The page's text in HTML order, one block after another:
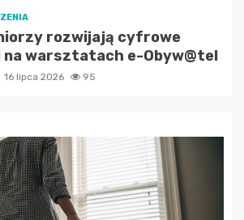
rozwijają cyfrowe
warsztatach e-Obyw@tel
16 lipca 2026 95